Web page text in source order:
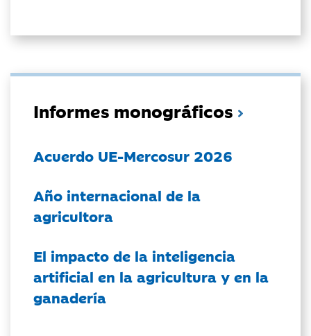
Informes monográficos
Acuerdo UE-Mercosur 2026
Año internacional de la
agricultora
El impacto de la inteligencia
artificial en la agricultura y en la
ganadería